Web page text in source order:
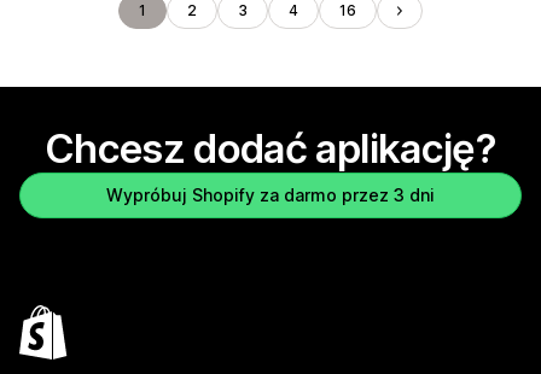
1 2 3 4 16
Chcesz dodać aplikację?
Wypróbuj Shopify za darmo przez 3 dni